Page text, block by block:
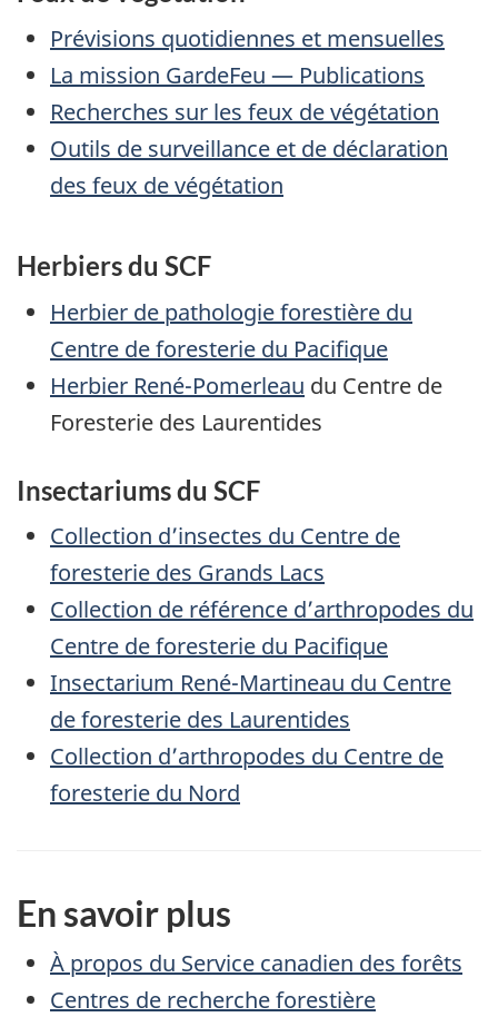
Prévisions quotidiennes et mensuelles
La mission GardeFeu — Publications
Recherches sur les feux de végétation
Outils de surveillance et de déclaration
des feux de végétation
Herbiers du SCF
Herbier de pathologie forestière du
Centre de foresterie du Pacifique
Herbier René-Pomerleau du Centre de
Foresterie des Laurentides
Insectariums du SCF
Collection d’insectes du Centre de
foresterie des Grands Lacs
Collection de référence d’arthropodes du
Centre de foresterie du Pacifique
Insectarium René-Martineau du Centre
de foresterie des Laurentides
Collection d’arthropodes du Centre de
foresterie du Nord
En savoir plus
À propos du Service canadien des forêts
Centres de recherche forestière